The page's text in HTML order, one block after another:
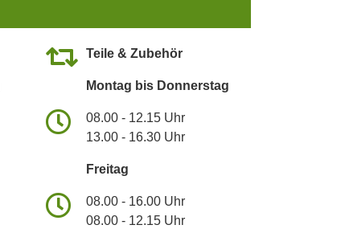
Teile & Zubehör
Montag bis Donnerstag
08.00 - 12.15 Uhr
13.00 - 16.30 Uhr
Freitag
08.00 - 16.00 Uhr
08.00 - 12.15 Uhr